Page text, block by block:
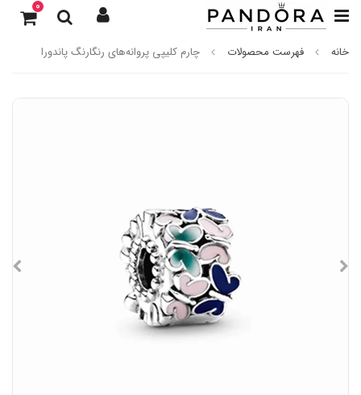
0
خانه فهرست محصولات چارم کلیپی پروانه‌های رنگارنگ پاندورا